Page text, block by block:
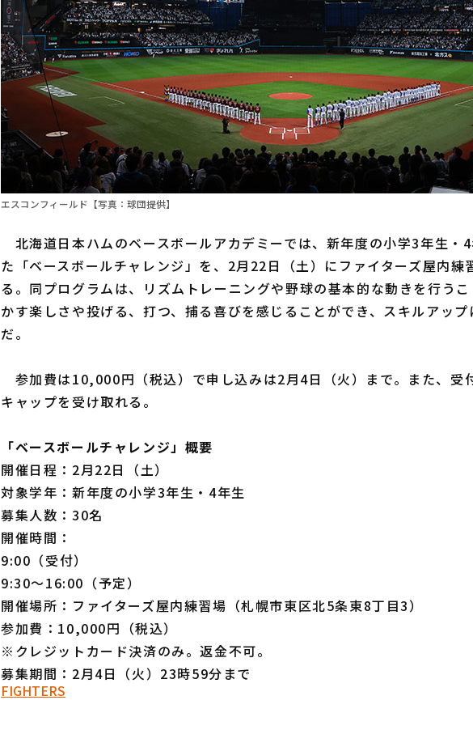
エスコンフィールド【写真：球団提供】
北海道日本ハムのベースボールアカデミーでは、新年度の小学3年生・
た「ベースボールチャレンジ」を、2月22日（土）にファイターズ屋内練
る。同プログラムは、リズムトレーニングや野球の基本的な動きを行う
かす楽しさや投げる、打つ、捕る喜びを感じることができ、スキルアップ
だ。
参加費は10,000円（税込）で申し込みは2月4日（火）まで。また、受
キャップを受け取れる。
「ベースボールチャレンジ」概要
開催日程：2月22日（土）
対象学年：新年度の小学3年生・4年生
募集人数：30名
開催時間：
9:00（受付）
9:30～16:00（予定）
開催場所：ファイターズ屋内練習場（札幌市東区北5条東8丁目3）
参加費：10,000円（税込）
※クレジットカード決済のみ。返金不可。
募集期間：2月4日（火）23時59分まで
FIGHTERS